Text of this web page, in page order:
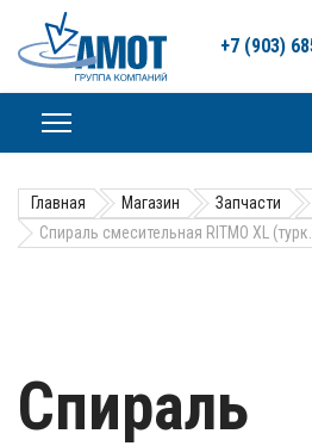
+7 (903)
Главная Магазин Запчасти
Спираль смесительная RITMO XL
Спираль